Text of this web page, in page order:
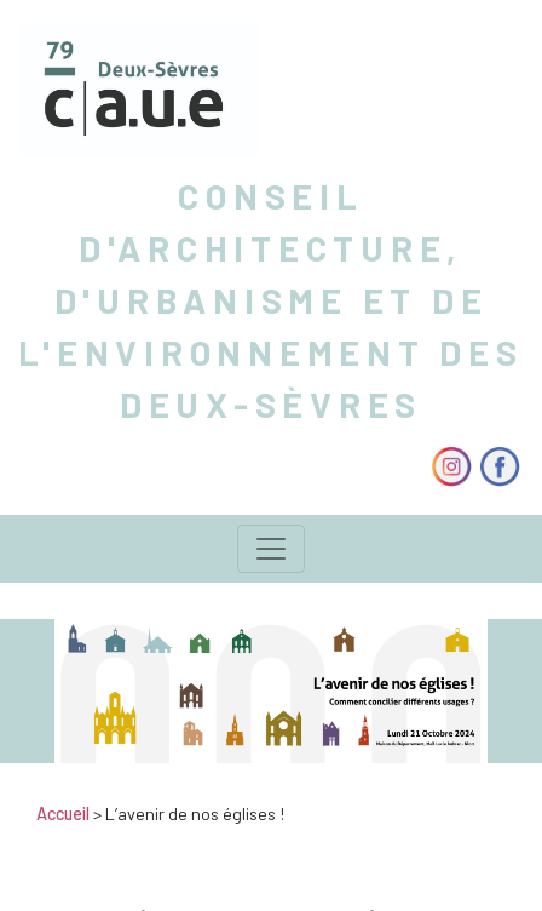
CONSEIL
D'ARCHITECTURE,
D'URBANISME ET DE
L'ENVIRONNEMENT DES
DEUX-SÈVRES
Accueil > L’avenir de nos églises !